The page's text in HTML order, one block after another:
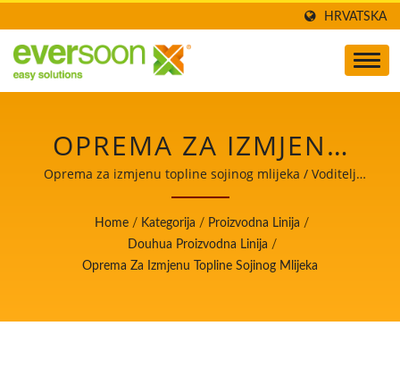
HRVATSKA
OPREMA ZA IZMJENU
TOPLINE SOJINOG
MLIJEKA JE JEDNA OD
MAŠINA U
DOUHUA. / VODITELJ
Oprema za izmjenu topline sojinog mlijeka / Voditelj
automatskih strojeva za proizvodnju tofua i sojinog
mlijeka s najvišim prioritetom na sigurnosti hrane.
Home / Kategorija / Proizvodna Linija /
Douhua Proizvodna Linija /
Oprema Za Izmjenu Topline Sojinog Mlijeka